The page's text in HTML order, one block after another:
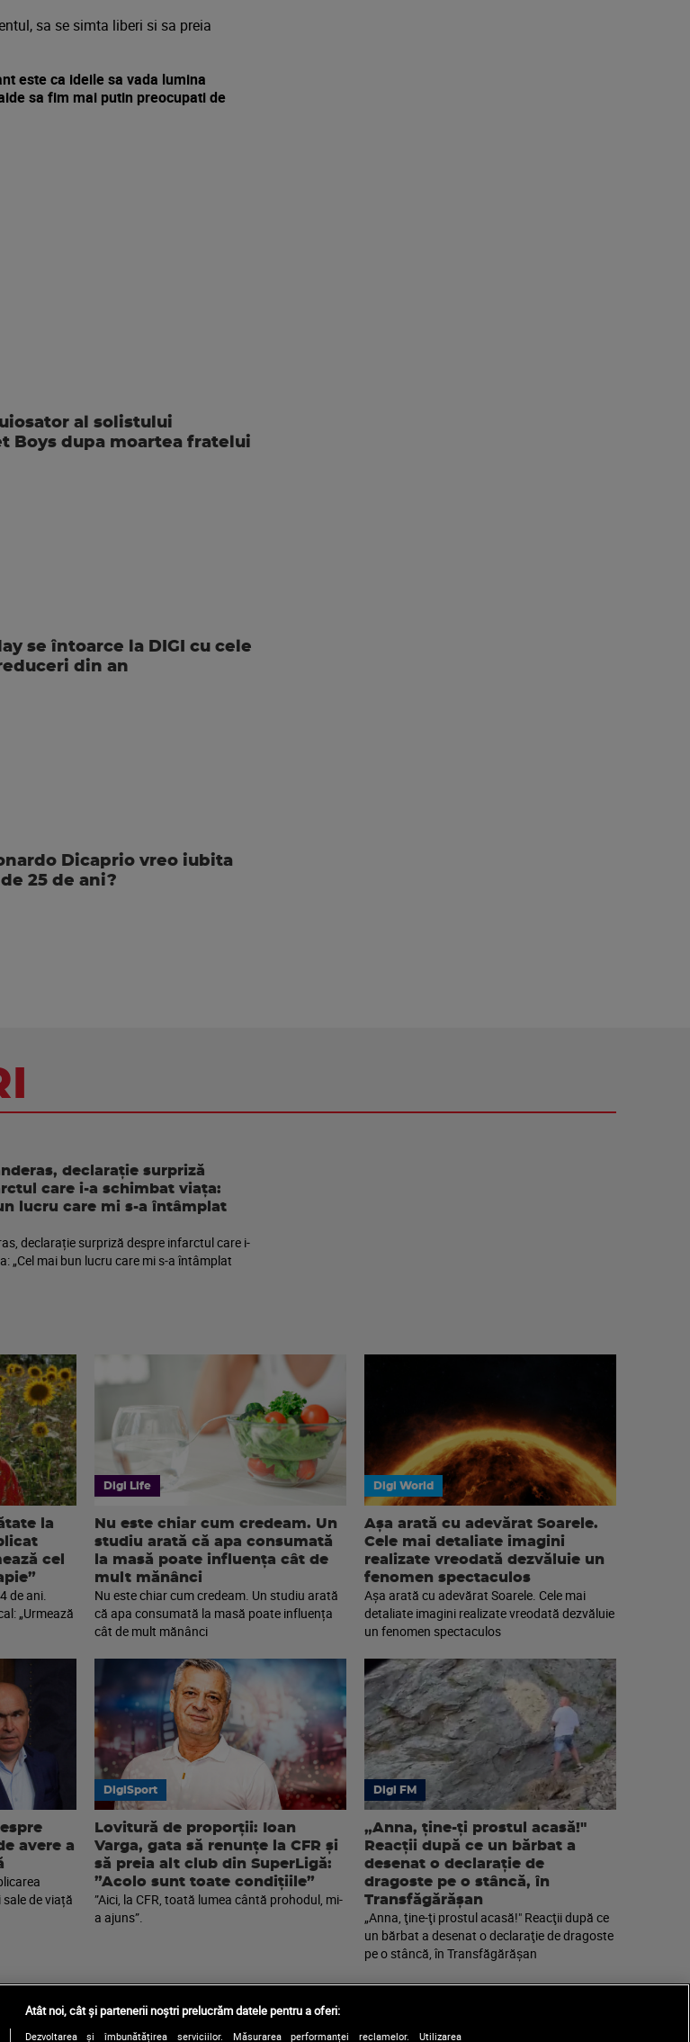
sa se simta liberi si sa preia
este ca ideile sa vada lumina
sa fim mai putin preocupati de
al solistului
Boys dupa moartea fratelui
se întoarce la DIGI cu cele
din an
Dicaprio vreo iubita
25 de ani?
declarație surpriză
care i-a schimbat viața:
lucru care mi s-a întâmplat
declarație surpriză despre infarctul care i-
„Cel mai bun lucru care mi s-a întâmplat
la
cel
de ani.
„Urmează
Digi Life
Nu este chiar cum credeam. Un
studiu arată că apa consumată
la masă poate influența cât de
mult mănânci
Nu este chiar cum credeam. Un studiu arată
că apa consumată la masă poate influența
cât de mult mănânci
Digi World
Așa arată cu adevărat Soarele.
Cele mai detaliate imagini
realizate vreodată dezvăluie un
fenomen spectaculos
Așa arată cu adevărat Soarele. Cele mai
detaliate imagini realizate vreodată dezvăluie
un fenomen spectaculos
avere a
de viață
DigiSport
Lovitură de proporții: Ioan
Varga, gata să renunțe la CFR și
să preia alt club din SuperLigă:
”Acolo sunt toate condițiile”
”Aici, la CFR, toată lumea cântă prohodul, mi-
a ajuns”.
Digi FM
„Anna, ţine-ţi prostul acasă!"
Reacţii după ce un bărbat a
desenat o declaraţie de
dragoste pe o stâncă, în
Transfăgărăşan
„Anna, ţine-ţi prostul acasă!" Reacţii după ce
un bărbat a desenat o declaraţie de dragoste
pe o stâncă, în Transfăgărăşan
Atât noi, cât și partenerii noștri prelucrăm datele pentru a oferi:
Dezvoltarea și îmbunătățirea serviciilor. Măsurarea performanței reclamelor. Utilizarea